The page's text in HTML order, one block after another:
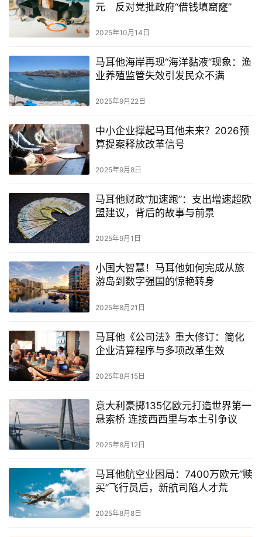
首
旅
游
略
生
活
元 反对党批政府“借钱填窟窿”
2025年10月14日
马耳他海岸再现“海洋黏液”现象：渔
业养殖监管失效引发民众不满
2025年9月22日
中小企业撑起马耳他未来？2026预
算提案释放改革信号
2025年9月8日
马耳他财政“加速跑”：支出增速超欧
盟建议，背后的故事与前景
2025年9月1日
小国大智慧！马耳他如何完成从旅
游岛到数字强国的惊艳转身
2025年8月21日
马耳他《公司法》重大修订：简化
企业清算程序与多项改革生效
2025年8月15日
意大利豪掷135亿欧元打造世界第一
悬索桥 连接西西里与本土引争议
2025年8月12日
马耳他航空业困局：7400万欧元”赎
买”飞行员后，新航司陷人才荒
2025年8月8日